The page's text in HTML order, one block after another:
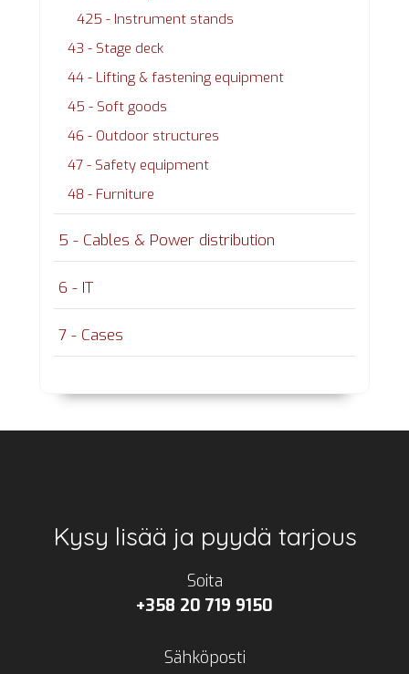
425 - Instrument stands
43 - Stage deck
44 - Lifting & fastening equipment
45 - Soft goods
46 - Outdoor structures
47 - Safety equipment
48 - Furniture
5 - Cables & Power distribution
6 - IT
7 - Cases
Footer
Kysy lisää ja pyydä tarjous
Soita
+358 20 719 9150
Sähköposti